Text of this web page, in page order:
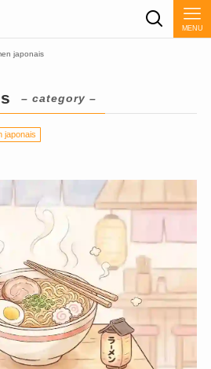
MENU
japonais
– category –
japonais